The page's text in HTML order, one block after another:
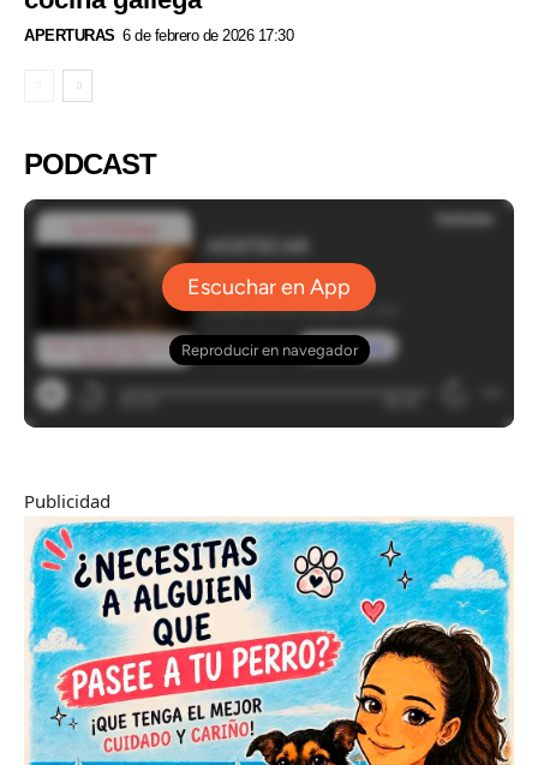
APERTURAS 6 de febrero de 2026 17:30
PODCAST
Publicidad